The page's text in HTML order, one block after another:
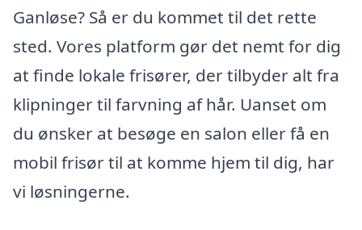
Ganløse? Så er du kommet til det rette
sted. Vores platform gør det nemt for dig
at finde lokale frisører, der tilbyder alt fra
klipninger til farvning af hår. Uanset om
du ønsker at besøge en salon eller få en
mobil frisør til at komme hjem til dig, har
vi løsningerne.